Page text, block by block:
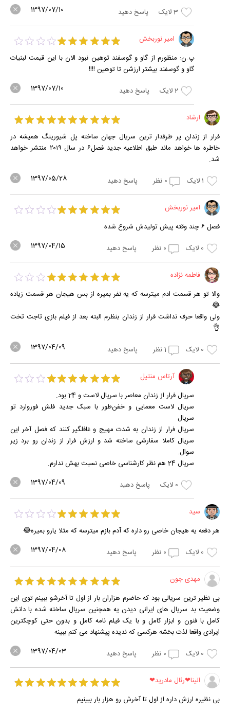
3لایک پاسخ دهید 1397/07/10
امیر نوربخش
پ.ن: منظورم از گاو و گوسفند توهین نبود الان با این قیمت لبنیات
گاو و گوسفند بیشتر ارزشن تا توهین !!!!
2لایک پاسخ دهید 1397/07/10
ارشاد
فرار از زندان پر طرفدار ترین سریال جهان ساخته پل شیورینگ همیشه در
خاطره ها خواهد ماند طبق اطلاعیه جدید فصل۶ در سال ۲۰۱۹ منتشر خواهد
شد.
1لایک 0 نظر پاسخ دهید 1397/05/28
امیر نوربخش
فصل ۶ چند وقته پیش تولیدش شروع شده
0 لایک 0 نظر پاسخ دهید 1397/04/15
فاطمه نژاده
والا تو هر قسمت ادم میترسه که یه نفر بمیره از بس هیجان هر قسمت زیاده
😂
ولی واقعا حرف نداشت فرار از زندان بنظرم البته بعد از فیلم بازی تاجت تخت
👌
0 لایک 1نظر پاسخ دهید 1397/04/09
آرتاس منتیل
سریال فرار از زندان معاصر با سریال لاست و 24 بود.
سریال لاست معمایی و خفن‌طور با سبک جدید فلش فوروارد تو
سریال
سریال فرار از زندان به شدت مهیج و غافلگیر کنند که فصل آخر این
سریال کاملا سفارشی ساخته شد و ارزش فرار از زندان رو برد زیر
سوال.
سریال 24 هم نظر کارشناسی خاصی نسبت بهش ندارم.
0 لایک پاسخ دهید 1397/04/09
سید
هر دفعه یه هیجان خاصی رو داره که آدم بازم میترسه که مثلا یارو بمیره😂
0 لایک 0 نظر پاسخ دهید 1397/04/08
مهدی جون
بی نظیر ترین سریالی بود که حاضرم هزاران بار از اول تا آخرشو ببینم توی این
وضعیت بد سریال های ایرانی دیدن یه همچنین سریال ساخته شده با دانش
کامل با فنون و ابزار کامل و با یک فیلم نامه کامل و بدون حتی کوچکترین
ایرادی واقعا لذت بخشه هرکسی که ندیده پیشنهاد می کنم ببینه
0 لایک 0 نظر پاسخ دهید 1397/04/03
الینا❤رئال مادرید❤
بی نظیره ارزش داره از اول تا آخرش رو هزار بار ببینیم